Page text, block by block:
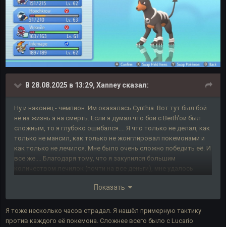
В 28.08.2025 в 13:29, Xanney сказал:
Ну и наконец - чемпион. Им оказалась Cynthia. Вот тут был бой
не на жизнь а на смерть. Если я думал что бой с Berth'ой был
сложным, то я глубоко ошибался.... Я что только не делал, как
только не мансил, как только не жонглировал покемонами и
как только не лечился. Мне было очень сложно победить её. И
все же.... Благодаря тому, что я закупился большим
количеством лечилок (почти на все деньги), мне удалось
Показать
Я тоже несколько часов страдал. Я нашёл примерную тактику
против каждого её покемона. Сложнее всего было с Lucario